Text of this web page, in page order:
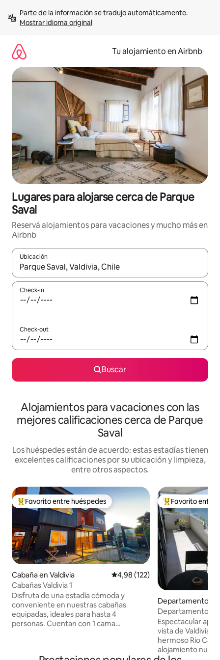
contenidoMostrar idioma original
Tu alojamiento en Airbnb
Lugares para alojarse cerca de Parque
Saval
Reservá alojamientos para vacaciones y mucho más en
Airbnb
Ubicación
Cuando los resultados estén disponibles, navegá con las
Check-in
Check-out
Buscar
Alojamientos para vacaciones con las
mejores calificaciones cerca de Parque
Saval
Los huéspedes están de acuerdo: estas estadías tienen
excelentes calificaciones por su ubicación y limpieza,
entre otros aspectos.
Favorito entre los huéspedes más destacados
Favorito entre huéspedes
Cabaña en Valdivia Calificación promedio: 4,98 de
4,98 (122)
Cabañas Valdivia 1
Disfruta de una estadía cómoda y
conveniente en nuestras cabañas
equipadas, ideales para hasta 4
personas. Cuentan con 1 cama
Favorito entre
Favorito entre
Departamento en
Departamento
Costanera Valdivia
Espectacular
vista de Valdivia. Donde mires verás el
hermoso Río Calle
alojamiento